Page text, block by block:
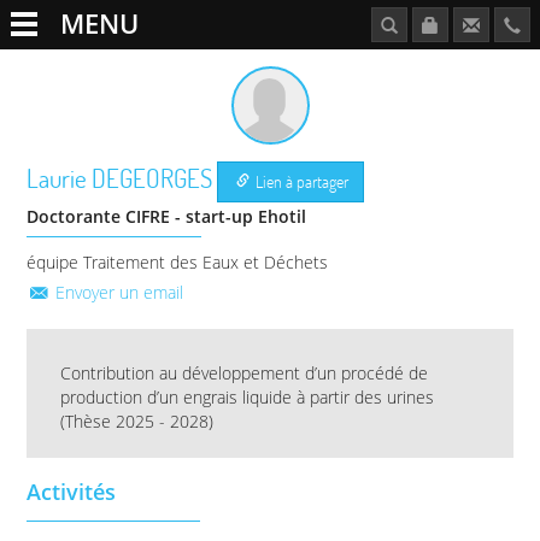
MENU
Laurie DEGEORGES
Lien à partager
Doctorante CIFRE - start-up Ehotil
équipe Traitement des Eaux et Déchets
Envoyer un email
Contribution au développement d’un procédé de
production d’un engrais liquide à partir des urines
(Thèse 2025 - 2028)
Activités